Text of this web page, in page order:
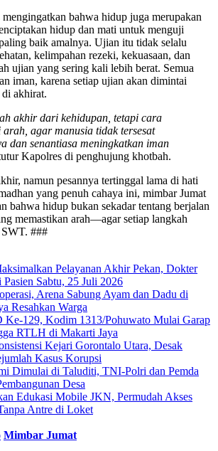
bahwa hidup juga merupakan
hidup dan mati untuk menguji
baik amalnya. Ujian itu tidak selalu
kelimpahan rezeki, kekuasaan, dan
ujian yang sering kali lebih berat. Semua
iman, karena setiap ujian akan dimintai
akhirat.
akhir dari kehidupan, tetapi cara
agar manusia tidak tersesat
dan senantiasa meningkatkan iman
Kapolres di penghujung khotbah.
namun pesannya tertinggal lama di hati
yang penuh cahaya ini, mimbar Jumat
bahwa hidup bukan sekadar tentang berjalan
memastikan arah—agar setiap langkah
###
Pelayanan Akhir Pekan, Dokter
Sabtu, 25 Juli 2026
Arena Sabung Ayam dan Dadu di
Resahkan Warga
Ke-129, Kodim 1313/Pohuwato Mulai Garap
RTLH di Makarti Jaya
Kejari Gorontalo Utara, Desak
Kasus Korupsi
Dimulai di Taluditi, TNI-Polri dan Pemda
Desa
Edukasi Mobile JKN, Permudah Akses
Antre di Loket
Mimbar Jumat